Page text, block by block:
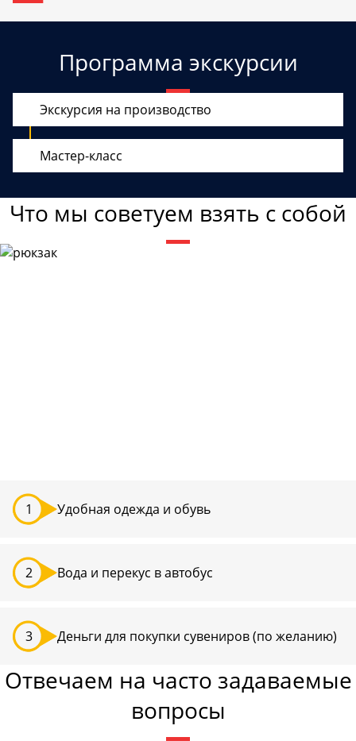
Программа экскурсии
Экскурсия на производство
Мастер-класс
Что мы советуем взять с собой
Удобная одежда и обувь
Вода и перекус в автобус
Деньги для покупки сувениров (по желанию)
Отвечаем на часто задаваемые
вопросы